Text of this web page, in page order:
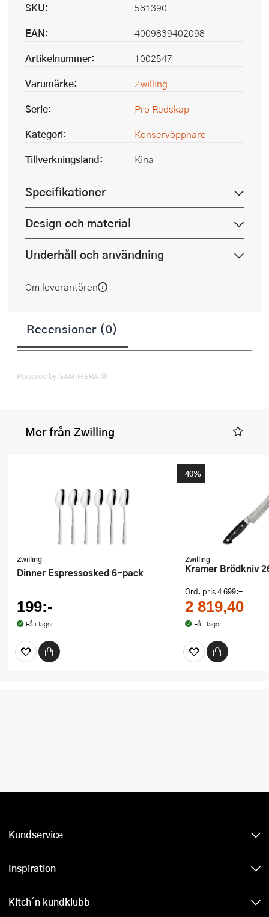
SKU:
581390
EAN:
4009839402098
Artikelnummer:
1002547
Varumärke:
Zwilling
Serie:
Pro Redskap
Kategori:
Konservöppnare
Tillverkningsland:
Kina
Specifikationer
Design och material
Underhåll och användning
Om leverantören
Recensioner (0)
Powered by GAMIFIERA.®
Mer från Zwilling
Zwilling
Dinner Espressosked 6-pack
199:-
Få i lager
Zwilling
Kramer Brödkniv
Ord. pris4 699:-
2 819,40
Få i lager
-40%
Kundservice
Inspiration
Kitch´n kundklubb